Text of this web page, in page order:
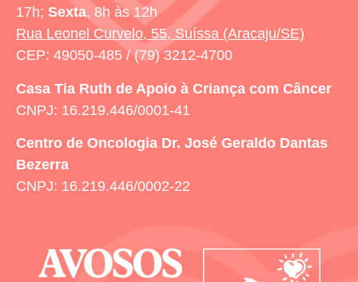
17h; Sexta, 8h às 12h
Rua Leonel Curvelo, 55, Suíssa (Aracaju/SE)
CEP: 49050-485 / (79) 3212-4700
Casa Tia Ruth de Apoio à Criança com Câncer
CNPJ: 16.219.446/0001-41
Centro de Oncologia Dr. José Geraldo Dantas
Bezerra
CNPJ: 16.219.446/0002-22